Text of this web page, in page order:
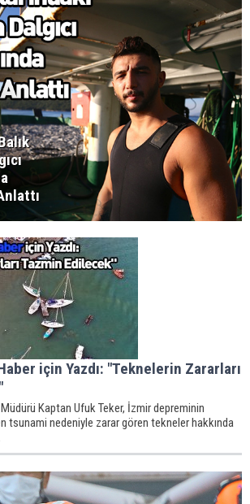
için Yazdı: "Teknelerin Zararları
Kaptan Ufuk Teker, İzmir depreminin
tsunami nedeniyle zarar gören tekneler hakkında